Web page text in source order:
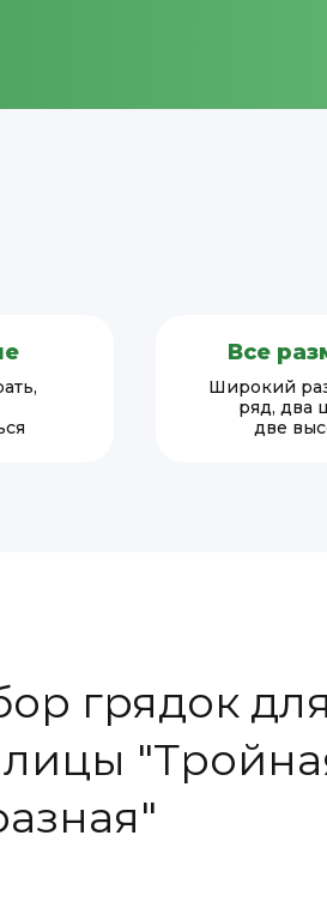
Все
Широкий
ряд, два
две
грядок для